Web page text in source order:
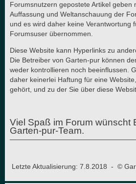
Forumsnutzern gepostete Artikel geben
Auffassung und Weltanschauung der
und es wird daher keine Verantwortung
Forumsuser übernommen.
Diese Website kann Hyperlinks zu
Die Betreiber von Garten-pur können
weder kontrollieren noch beeinflussen.
daher keinerlei Haftung für eine
gehört, und zu der Sie über diese
Viel Spaß im Forum wünscht
Garten-pur-Team.
Letzte Aktualisierung: 7.8.2018 - ©